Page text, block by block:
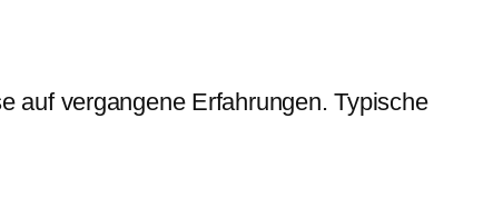
auf vergangene Erfahrungen. Typische